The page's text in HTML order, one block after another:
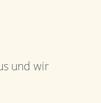
und wir